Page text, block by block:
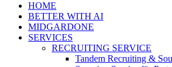
HOME
BETTER WITH AI
MIDGARDONE
SERVICES
RECRUITING SERVICE
Tandem Recruiting &